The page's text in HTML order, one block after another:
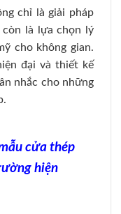
chỉ là giải pháp
là lựa chọn lý
cho không gian.
đại và thiết kế
nhắc cho những
cửa thép
hiện